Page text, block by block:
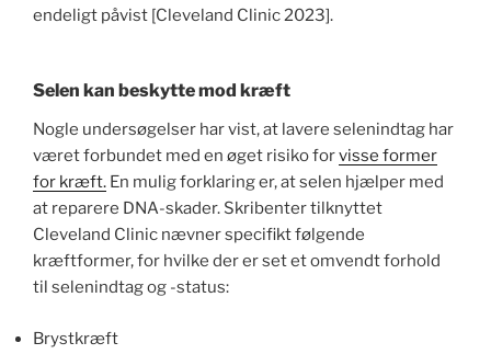
endeligt påvist [Cleveland Clinic 2023].
Selen kan beskytte mod kræft
Nogle undersøgelser har vist, at lavere selenindtag har
været forbundet med en øget risiko forvisse former
for kræft. En mulig forklaring er, at selen hjælper med
at reparere DNA-skader. Skribenter tilknyttet
Cleveland Clinic nævner specifikt følgende
kræftformer, for hvilke der er set et omvendt forhold
til selenindtag og -status:
Brystkræft